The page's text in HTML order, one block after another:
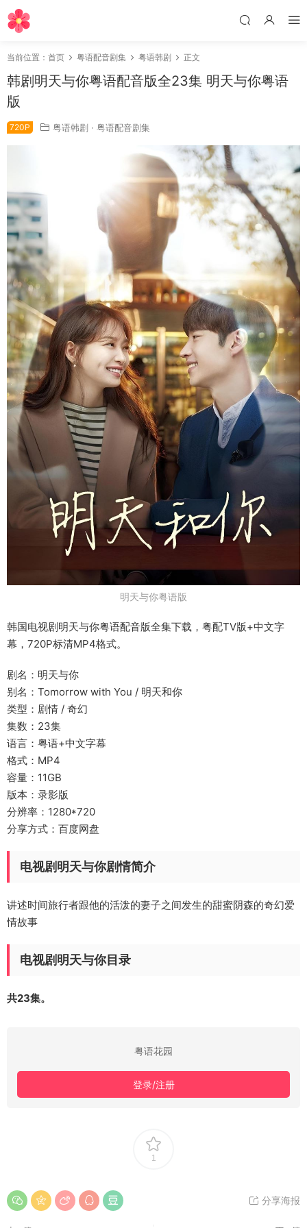
当前位置： 首页 粤语配音剧集 粤语韩剧 正文
韩剧明天与你粤语配音版全23集 明天与你粤语
版
720P 粤语韩剧 · 粤语配音剧集
明天与你粤语版
韩国电视剧明天与你粤语配音版全集下载，粤配TV版+中文字
幕，720P标清MP4格式。
剧名：明天与你
别名：Tomorrow with You / 明天和你
类型：剧情 / 奇幻
集数：23集
语言：粤语+中文字幕
格式：MP4
容量：11GB
版本：录影版
分辨率：1280*720
分享方式：百度网盘
电视剧明天与你剧情简介
讲述时间旅行者跟他的活泼的妻子之间发生的甜蜜阴森的奇幻爱
情故事
电视剧明天与你目录
共23集。
粤语花园
登录/注册
1
分享海报